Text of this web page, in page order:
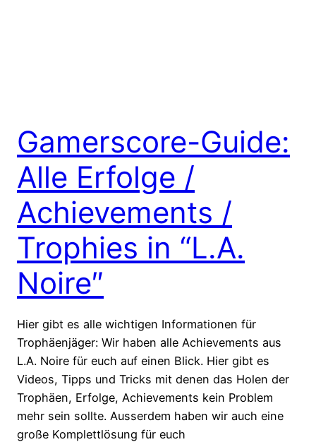
Gamerscore-Guide:
Alle Erfolge /
Achievements /
Trophies in “L.A.
Noire″
Hier gibt es alle wichtigen Informationen für
Trophäenjäger: Wir haben alle Achievements aus
L.A. Noire für euch auf einen Blick. Hier gibt es
Videos, Tipps und Tricks mit denen das Holen der
Trophäen, Erfolge, Achievements kein Problem
mehr sein sollte. Ausserdem haben wir auch eine
große Komplettlösung für euch